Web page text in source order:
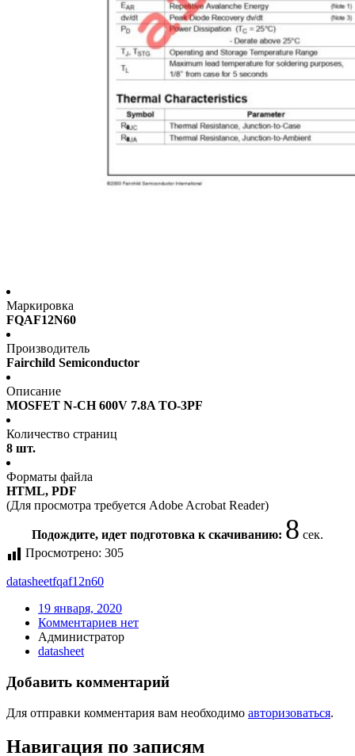
Маркировка
FQAF12N60
Производитель
Fairchild Semiconductor
Описание
MOSFET N-CH 600V 7.8A TO-3PF
Количество страниц
8 шт.
Форматы файла
HTML, PDF
(Для просмотра требуется Adobe Acrobat Reader)
Подождите, идет подготовка к скачиванию: 8 сек.
Просмотрено: 305
datasheetfqaf12n60
19 января, 2020
Комментариев нет
Администратор
datasheet
Добавить комментарий
Для отправки комментария вам необходимо авторизоваться.
Навигация по записям